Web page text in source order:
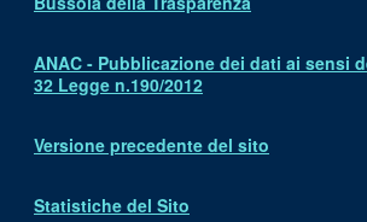
ANAC - Pubblicazione dei dati ai sensi
32 Legge n.190/2012
Versione precedente del sito
Statistiche del Sito